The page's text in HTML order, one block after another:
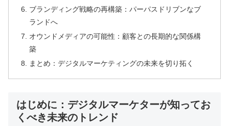
ブランディング戦略の再構築：パーパスドリブンなブ
ランドへ
オウンドメディアの可能性：顧客との長期的な関係構
築
まとめ：デジタルマーケティングの未来を切り拓く
はじめに：デジタルマーケターが知ってお
くべき未来のトレンド